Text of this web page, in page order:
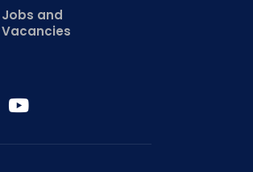
Jobs and
Vacancies